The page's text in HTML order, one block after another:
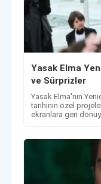
Yasak Elma
ve Sürprizler
Yasak Elma'nın
tarihinin özel
ekranlara geri